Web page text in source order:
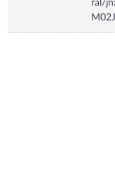
ral/